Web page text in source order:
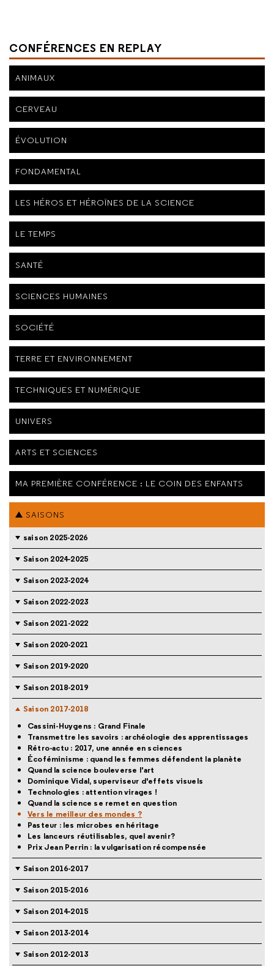
CONFÉRENCES EN REPLAY
ANIMAUX
CERVEAU
ÉVOLUTION
FONDAMENTAL
LES HÉROS ET HÉROÏNES DE LA SCIENCE
LE TEMPS
SANTÉ
SCIENCES HUMAINES
SOCIÉTÉ
TERRE ET ENVIRONNEMENT
TECHNIQUES ET NUMÉRIQUE
UNIVERS
ARTS ET SCIENCES
MA PREMIÈRE CONFÉRENCE : LE COIN DES ENFANTS
SAISONS
saison 2025-2026
Saison 2024-2025
Saison 2023-2024
Saison 2022-2023
Saison 2021-2022
Saison 2020-2021
Saison 2019-2020
Saison 2018-2019
Saison 2017-2018
Cassini-Huygens : Grand Finale
Transmettre les savoirs : archéologie des apprentissages
Rétro-actu : 2017, une année en sciences
Écoféminisme : quand les femmes défendent la planète
Quand la science bouleverse l’art
Dominique Vidal, superviseur d'effets visuels
Technologies : attention virages !
Quand la science se remet en question
Vers le meilleur des mondes ?
Pasteur : les microbes en héritage
Les lanceurs réutilisables, quel avenir?
Prix Jean Perrin : la vulgarisation récompensée
Saison 2016-2017
Saison 2015-2016
Saison 2014-2015
Saison 2013-2014
Saison 2012-2013